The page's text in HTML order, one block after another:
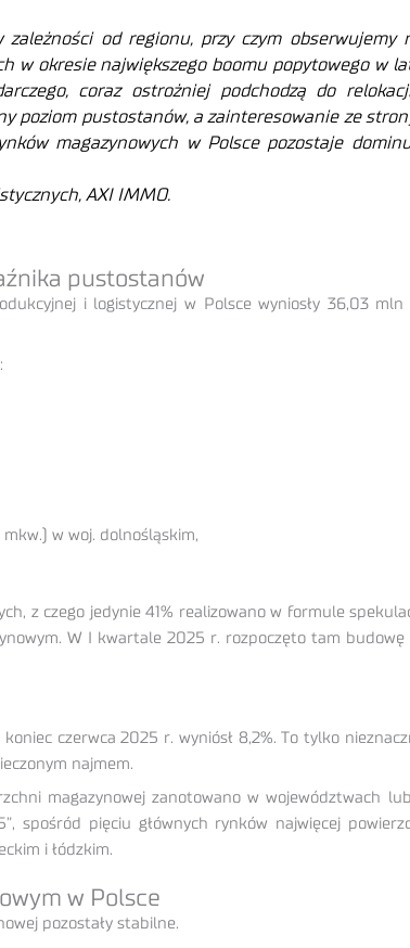
od regionu, przy czym obserwujemy
w okresie największego boomu popytowego w
coraz ostrożniej podchodzą do
poziom pustostanów, a zainteresowanie ze
magazynowych w Polsce pozostaje
AXI IMMO.
pustostanów
i logistycznej w Polsce wyniosły 36,03
w woj. dolnośląskim,
z czego jedynie 41% realizowano w formule
W I kwartale 2025 r. rozpoczęto tam budowę
czerwca 2025 r. wyniósł 8,2%. To tylko
najmem.
magazynowej zanotowano w województwach
spośród pięciu głównych rynków najwięcej
i łódzkim.
w Polsce
pozostały stabilne.